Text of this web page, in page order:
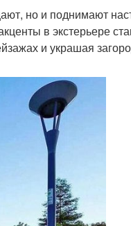
но и поднимают
в экстерьере
и украшая